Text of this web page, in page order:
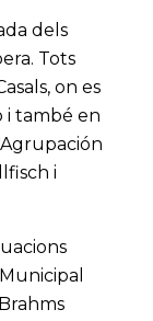
dels
Tots
on es
i també en
i